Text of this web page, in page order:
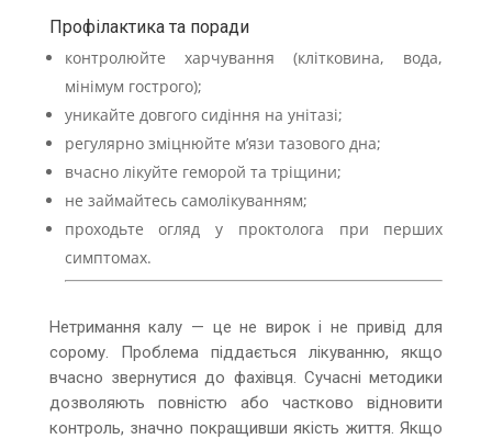
Профілактика та поради
контролюйте харчування (клітковина, вода,
мінімум гострого);
уникайте довгого сидіння на унітазі;
регулярно зміцнюйте м’язи тазового дна;
вчасно лікуйте геморой та тріщини;
не займайтесь самолікуванням;
проходьте огляд у проктолога при перших
симптомах.
Нетримання калу — це не вирок і не привід для
сорому. Проблема піддається лікуванню, якщо
вчасно звернутися до фахівця. Сучасні методики
дозволяють повністю або частково відновити
контроль, значно покращивши якість життя. Якщо